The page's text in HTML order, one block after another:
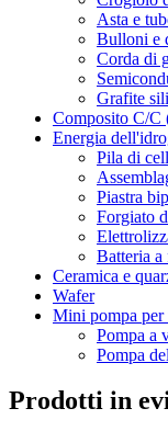
Asta e
Bulloni e
Corda di
Grafite
Composito C/C
Energia
Pila di
Piastra
Forgiato
Batteria a
Ceramica e
Wafer
Mini pompa per
Pompa a
Pompa
Prodotti in